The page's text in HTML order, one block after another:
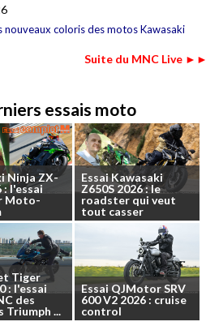
nouveaux coloris des motos Kawasaki
Suite du MNC Live ►►
essais moto
Ninja ZX-
: l'essai
Moto-
EssaiKawasaki
Z650S 2026:le
roadster qui veut
tout casser
Tiger
:l'essai
des
Triumph ...
Essai QJMotorSRV
600V2 2026 : cruise
control